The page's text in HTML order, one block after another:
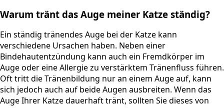
Warum tränt das Auge meiner Katze ständig?
Ein ständig tränendes Auge bei der Katze kann
verschiedene Ursachen haben. Neben einer
Bindehautentzündung kann auch ein Fremdkörper im
Auge oder eine Allergie zu verstärktem Tränenfluss führen.
Oft tritt die Tränenbildung nur an einem Auge auf, kann
sich jedoch auch auf beide Augen ausbreiten. Wenn das
Auge Ihrer Katze dauerhaft tränt, sollten Sie dieses von